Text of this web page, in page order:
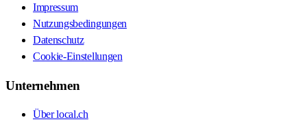
Impressum
Nutzungsbedingungen
Datenschutz
Cookie-Einstellungen
Unternehmen
Über local.ch